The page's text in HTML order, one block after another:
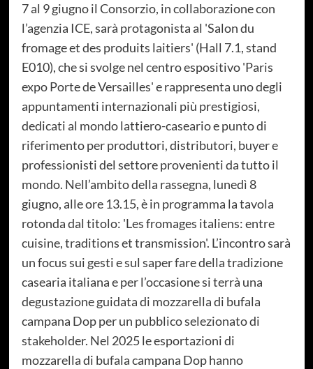
7 al 9 giugno il Consorzio, in collaborazione con
l’agenzia ICE, sarà protagonista al 'Salon du
fromage et des produits laitiers' (Hall 7.1, stand
E010), che si svolge nel centro espositivo 'Paris
expo Porte de Versailles' e rappresenta uno degli
appuntamenti internazionali più prestigiosi,
dedicati al mondo lattiero-caseario e punto di
riferimento per produttori, distributori, buyer e
professionisti del settore provenienti da tutto il
mondo. Nell’ambito della rassegna, lunedì 8
giugno, alle ore 13.15, è in programma la tavola
rotonda dal titolo: 'Les fromages italiens: entre
cuisine, traditions et transmission'. L’incontro sarà
un focus sui gesti e sul saper fare della tradizione
casearia italiana e per l’occasione si terrà una
degustazione guidata di mozzarella di bufala
campana Dop per un pubblico selezionato di
stakeholder. Nel 2025 le esportazioni di
mozzarella di bufala campana Dop hanno